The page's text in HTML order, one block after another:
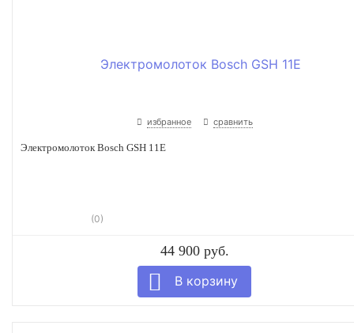
избранное сравнить
Электромолоток Bosch GSH 11E
(0)
44 900 руб.